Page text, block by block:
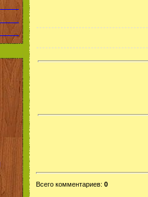
Всего комментариев: 0